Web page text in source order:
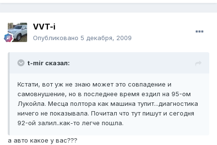
VVT-i
Опубликовано 5 декабря, 2009
t-mir сказал:
Кстати, вот уж не знаю может это совпадение и
самовнушение, но в последнее время ездил на 95-ом
Лукойла. Месца полтора как машина тупит...диагностика
ничего не показывала. Почитал что тут пишут и сегодня
92-ой залил..как-то легче пошла.
а авто какое у вас???